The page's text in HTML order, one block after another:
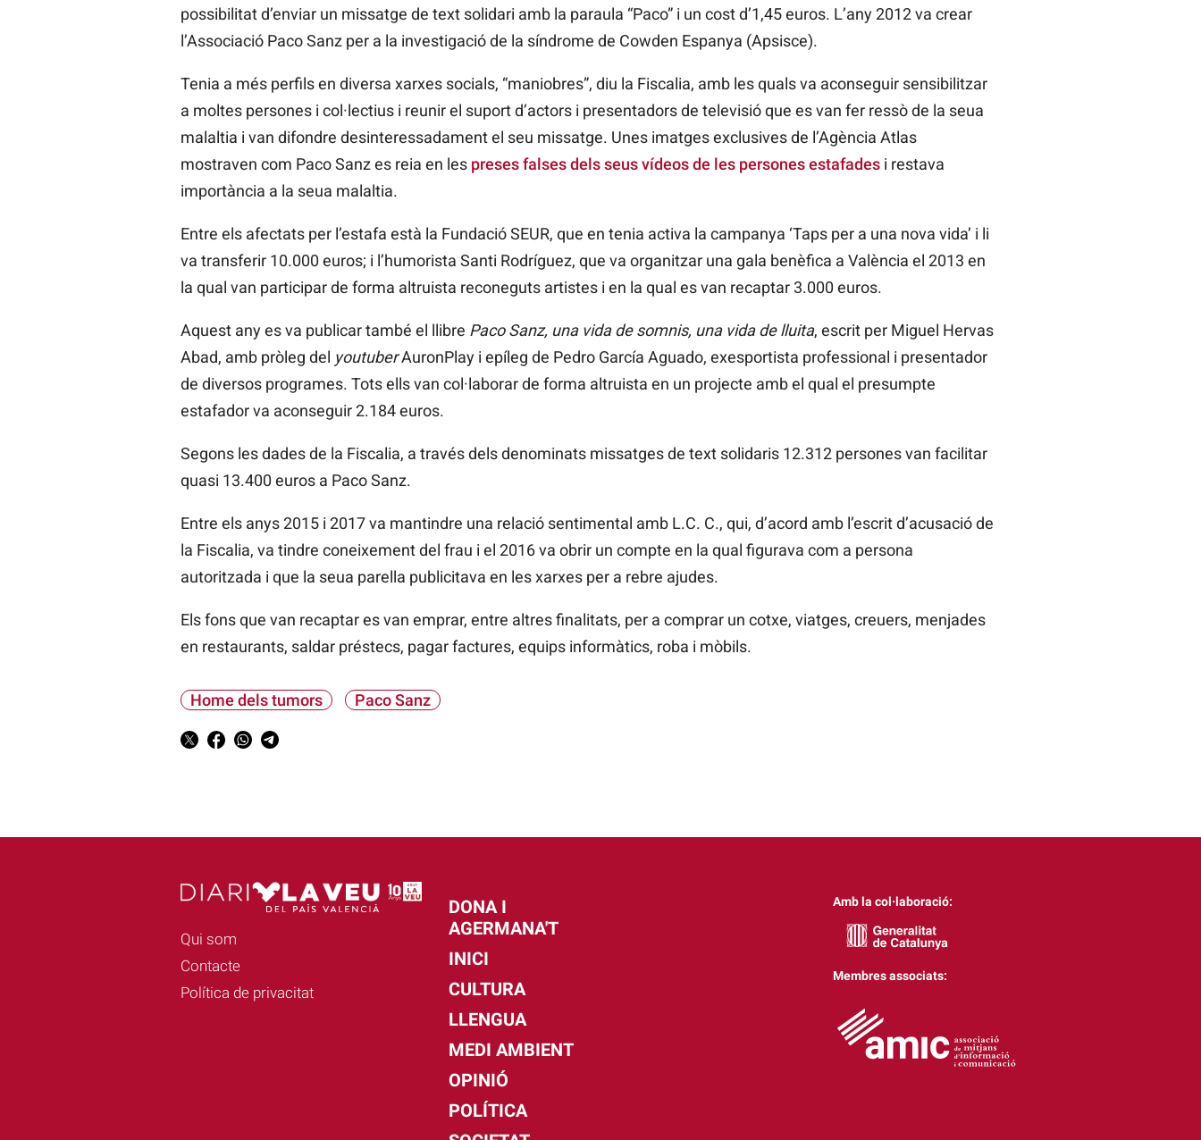
possibilitat d’enviar un missatge de text solidari amb la paraula “Paco” i un cost d’1,45 euros. L’any 2012 va crear
l’Associació Paco Sanz per a la investigació de la síndrome de Cowden Espanya (Apsisce).
Tenia a més perfils en diversa xarxes socials, “maniobres”, diu la Fiscalia, amb les quals va aconseguir sensibilitzar
a moltes persones i col·lectius i reunir el suport d’actors i presentadors de televisió que es van fer ressò de la seua
malaltia i van difondre desinteressadament el seu missatge. Unes imatges exclusives de l’Agència Atlas
mostraven com Paco Sanz es reia en les preses falses dels seus vídeos de les persones estafadesi restava
importància a la seua malaltia.
Entre els afectats per l’estafa està la Fundació SEUR, que en tenia activa la campanya ‘Taps per a una nova vida’ i li
va transferir 10.000 euros; i l’humorista Santi Rodríguez, que va organitzar una gala benèfica a València el 2013 en
la qual van participar de forma altruista reconeguts artistes i en la qual es van recaptar 3.000 euros.
Aquest any es va publicar també el llibre Paco Sanz, una vida de somnis, una vida de lluita, escrit per Miguel Hervas
Abad, amb pròleg del youtuber AuronPlay i epíleg de Pedro García Aguado, exesportista professional i presentador
de diversos programes. Tots ells van col·laborar de forma altruista en un projecte amb el qual el presumpte
estafador va aconseguir 2.184 euros.
Segons les dades de la Fiscalia, a través dels denominats missatges de text solidaris 12.312 persones van facilitar
quasi 13.400 euros a Paco Sanz.
Entre els anys 2015 i 2017 va mantindre una relació sentimental amb L.C. C., qui, d’acord amb l’escrit d’acusació de
la Fiscalia, va tindre coneixement del frau i el 2016 va obrir un compte en la qual figurava com a persona
autoritzada i que la seua parella publicitava en les xarxes per a rebre ajudes.
Els fons que van recaptar es van emprar, entre altres finalitats, per a comprar un cotxe, viatges, creuers, menjades
en restaurants, saldar préstecs, pagar factures, equips informàtics, roba i mòbils.
Home dels tumors Paco Sanz
Qui som
Contacte
Política de privacitat
DONA I
AGERMANA'T
INICI
CULTURA
LLENGUA
MEDI AMBIENT
OPINIÓ
POLÍTICA
Amb la col·laboració:
Membres associats: